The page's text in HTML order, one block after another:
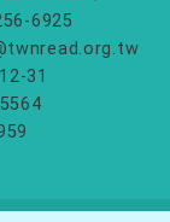
6925
31